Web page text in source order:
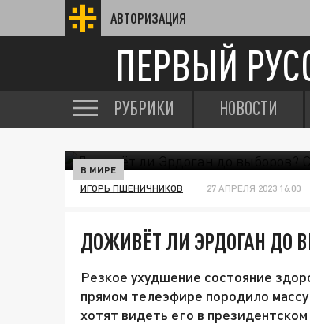
АВТОРИЗАЦИЯ
ПЕРВЫЙ
РУБРИКИ НОВОСТИ
В МИРЕ
ИГОРЬ ПШЕНИЧНИКОВ 27 АПРЕЛЯ 2023 16:00
ДОЖИВЁТ ЛИ ЭРДОГАН ДО
Резкое ухудшение состояние
прямом телеэфире породило
хотят видеть его в